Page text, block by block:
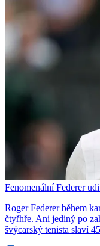
Fenomenální Federer
Roger Federer během
čtyřhře. Ani jediný po
švýcarský tenista slaví